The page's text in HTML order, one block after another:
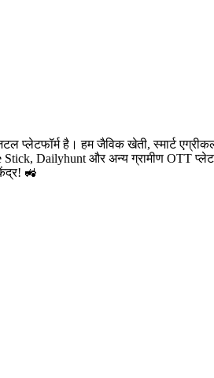
प्लेटफॉर्म है। हम जैविक खेती, स्मार्ट
Dailyhunt और अन्य ग्रामीण OTT
🚜